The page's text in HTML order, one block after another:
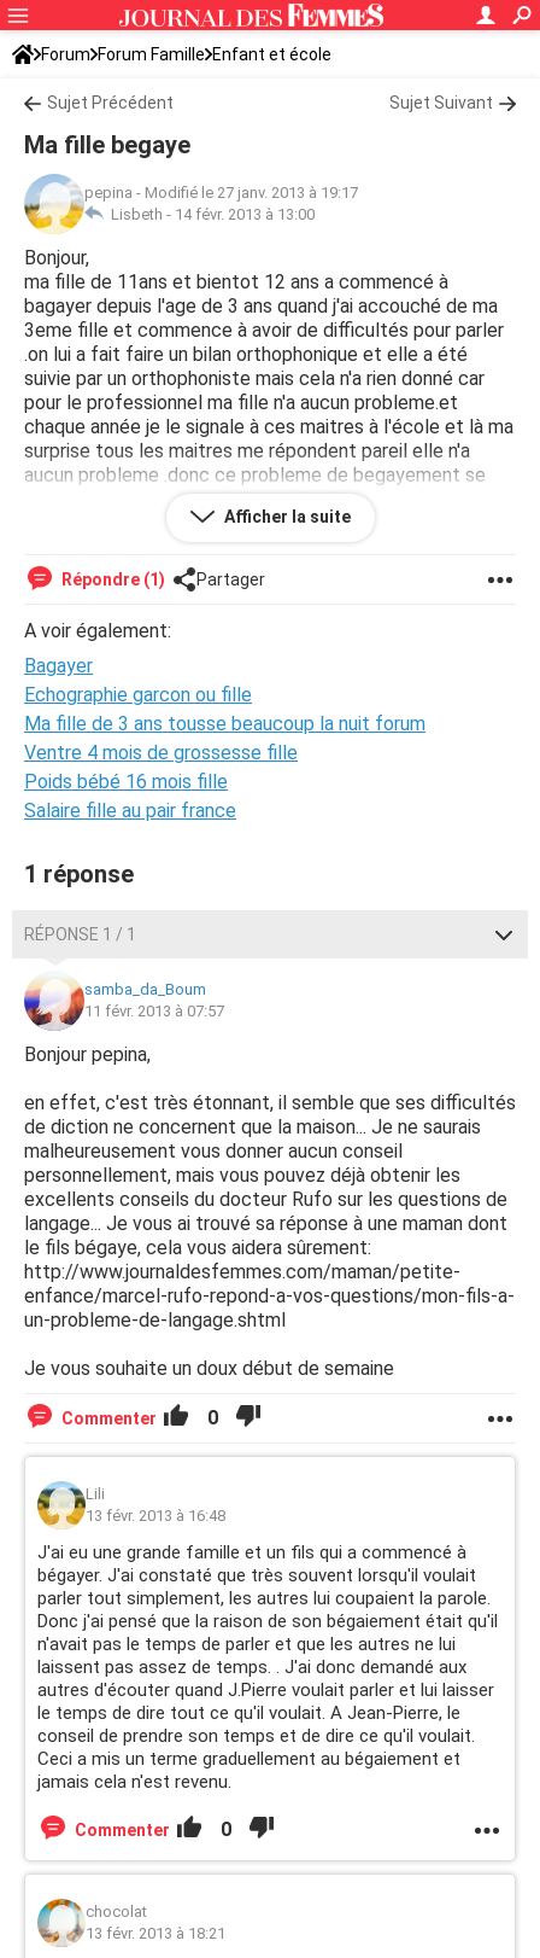
Forum Forum Famille Enfant et école
Sujet Précédent Sujet Suivant
Ma fille begaye
pepina - Modifié le 27 janv. 2013 à 19:17
Lisbeth - 14 févr. 2013 à 13:00
Bonjour,
ma fille de 11ans et bientot 12 ans a commencé à
bagayer depuis l'age de 3 ans quand j'ai accouché de ma
3eme fille et commence à avoir de difficultés pour parler
.on lui a fait faire un bilan orthophonique et elle a été
suivie par un orthophoniste mais cela n'a rien donné car
pour le professionnel ma fille n'a aucun probleme.et
chaque année je le signale à ces maitres à l'école et là ma
surprise tous les maitres me répondent pareil elle n'a
aucun probleme .donc ce probleme de begayement se
pose en general à la maison et elle n'arrive pas à s'en
débarasser quoi qu'on fasse.je précise qu'à la maison ya
mes enfants .
j'aimerai bien que ce probleme disparaisse.
merci d'avance pour vos conseils.
Afficher la suite
Répondre (1) Partager
A voir également:
Bagayer
Echographie garcon ou fille
Ma fille de 3 ans tousse beaucoup la nuit forum
Ventre 4 mois de grossesse fille
Poids bébé 16 mois fille
Salaire fille au pair france
1 réponse
RÉPONSE 1 / 1
samba_da_Boum
11 févr. 2013 à 07:57
Bonjour pepina,
en effet, c'est très étonnant, il semble que ses difficultés
de diction ne concernent que la maison... Je ne saurais
malheureusement vous donner aucun conseil
personnellement, mais vous pouvez déjà obtenir les
excellents conseils du docteur Rufo sur les questions de
langage... Je vous ai trouvé sa réponse à une maman dont
le fils bégaye, cela vous aidera sûrement:
http://www.journaldesfemmes.com/maman/petite-
enfance/marcel-rufo-repond-a-vos-questions/mon-fils-a-
un-probleme-de-langage.shtml
Je vous souhaite un doux début de semaine
Commenter 0
Lili
13 févr. 2013 à 16:48
J'ai eu une grande famille et un fils qui a commencé à
bégayer. J'ai constaté que très souvent lorsqu'il voulait
parler tout simplement, les autres lui coupaient la parole.
Donc j'ai pensé que la raison de son bégaiement était qu'il
n'avait pas le temps de parler et que les autres ne lui
laissent pas assez de temps. . J'ai donc demandé aux
autres d'écouter quand J.Pierre voulait parler et lui laisser
le temps de dire tout ce qu'il voulait. A Jean-Pierre, le
conseil de prendre son temps et de dire ce qu'il voulait.
Ceci a mis un terme graduellement au bégaiement et
jamais cela n'est revenu.
Commenter 0
chocolat
13 févr. 2013 à 18:21